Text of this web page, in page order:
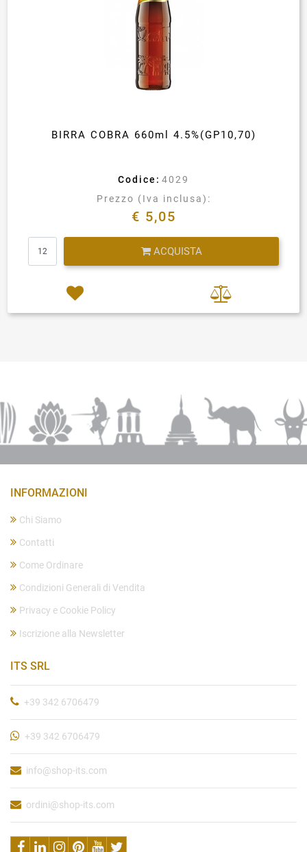
BIRRA COBRA 660ml 4.5%(GP10,70)
Codice: 4029
Prezzo (Iva inclusa):
€ 5,05
ACQUISTA
INFORMAZIONI
Chi Siamo
Contatti
Come Ordinare
Condizioni Generali di Vendita
Privacy e Cookie Policy
Iscrizione alla Newsletter
ITS SRL
+39 342 6706479
+39 342 6706479
info@shop-its.com
ordini@shop-its.com